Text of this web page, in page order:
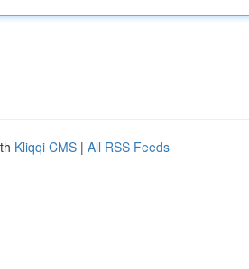
Kliqqi CMS | All RSS Feeds